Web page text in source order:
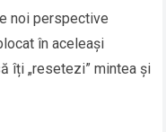
noi perspective
în aceleași
îți „resetezi” mintea și